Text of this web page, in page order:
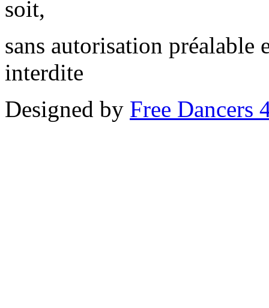
soit,
sans autorisation préalable
interdite
Designed by Free Dancers